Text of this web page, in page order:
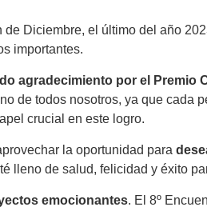
Diciembre, el último del año
importantes.
agradecimiento por el Premio
de todos nosotros, ya que cada
crucial en este logro.
la oportunidad para
lleno de salud, felicidad y éxito
emocionantes. El 8º